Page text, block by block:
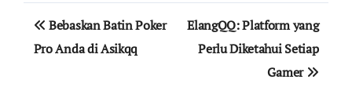
Post
navigation
Bebaskan Batin Poker
Pro Anda di Asikqq
ElangQQ: Platform yang
Perlu Diketahui Setiap
Gamer